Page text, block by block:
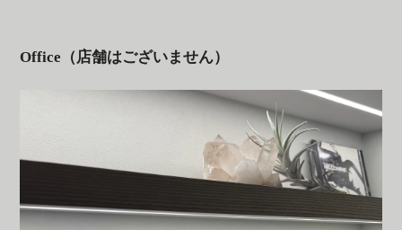
Office（店舗はございません）